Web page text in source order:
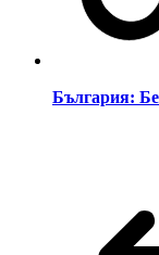
България: